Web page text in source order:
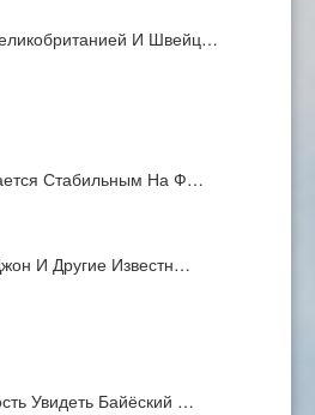
И Швейц…
Стабильным На Ф…
И Другие Известн…
Увидеть Байёский …